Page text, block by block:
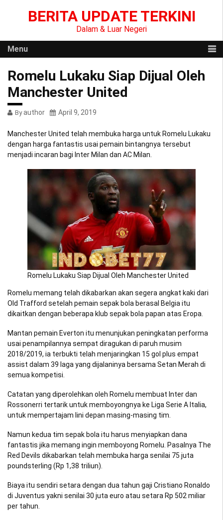
BERITA UPDATE TERKINI
Dalam & Luar Negeri
Menu
Romelu Lukaku Siap Dijual Oleh
Manchester United
Byauthor April 9, 2019
Manchester United telah membuka harga untuk Romelu Lukaku
dengan harga fantastis usai pemain bintangnya tersebut
menjadi incaran bagi Inter Milan dan AC Milan.
Romelu Lukaku Siap Dijual Oleh Manchester United
Romelu memang telah dikabarkan akan segera angkat kaki dari
Old Trafford setelah pemain sepak bola berasal Belgia itu
dikaitkan dengan beberapa klub sepak bola papan atas Eropa.
Mantan pemain Everton itu menunjukan peningkatan performa
usai penampilannya sempat diragukan di paruh musim
2018/2019, ia terbukti telah menjaringkan 15 gol plus empat
assist dalam 39 laga yang dijalaninya bersama Setan Merah di
semua kompetisi.
Catatan yang diperolehkan oleh Romelu membuat Inter dan
Rossonerri tertarik untuk memboyongnya ke Liga Serie A Italia,
untuk mempertajam lini depan masing-masing tim.
Namun kedua tim sepak bola itu harus menyiapkan dana
fantastis jika memang ingin memboyong Romelu. Pasalnya The
Red Devils dikabarkan telah membuka harga senilai 75 juta
poundsterling (Rp 1,38 triliun).
Biaya itu sendiri setara dengan dua tahun gaji Cristiano Ronaldo
di Juventus yakni senilai 30 juta euro atau setara Rp 502 miliar
per tahun.